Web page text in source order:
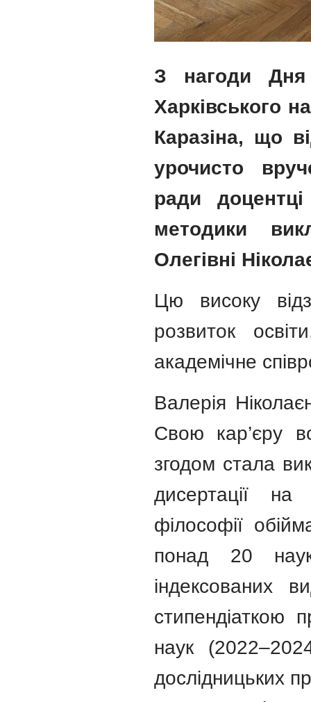
З нагоди Дня
Харківського
Каразіна, що
урочисто
ради
методики
Олегівні
Цю високу
розвиток
академічне
Валерія
Свою кар’єру
згодом стала
дисертації на
філософії
понад 20
індексованих
стипендіаткою
наук
дослідницьких